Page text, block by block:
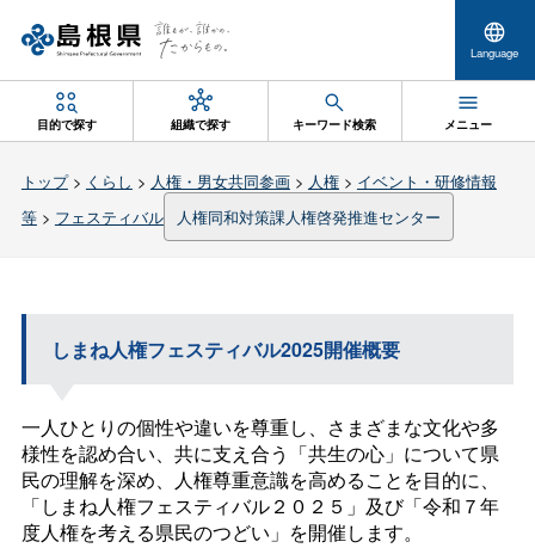
Language
目的で探す 組織で探す キーワード検索 メニュー
トップ> くらし > 人権・男女共同参画> 人権> イベント・研修情報
等> フェスティバル 人権同和対策課人権啓発推進センター
しまね人権フェスティバル2025開催概要
一人ひとりの個性や違いを尊重し、さまざまな文化や多
様性を認め合い、共に支え合う「共生の心」について県
民の理解を深め、人権尊重意識を高めることを目的に、
「しまね人権フェスティバル２０２５」及び「令和７年
度人権を考える県民のつどい」を開催します。